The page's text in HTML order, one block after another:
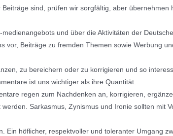
sind, prüfen wir sorgfältig, aber übernehmen
und über die Aktivitäten der
vor, Beiträge zu fremden Themen sowie Werbung
zu bereichern oder zu korrigieren und so
ist uns wichtiger als ihre Quantität.
regen zum Nachdenken an, korrigieren,
Sarkasmus, Zynismus und Ironie sollten mit
Ein höflicher, respektvoller und toleranter Umgang